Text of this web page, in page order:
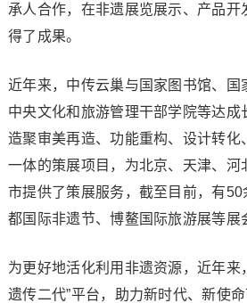
承人合作，在非遗展览展示、产品开
得了成果。
近年来，中传云巢与国家图书馆、国
中央文化和旅游管理干部学院等达成
造聚审美再造、功能重构、设计转化
一体的策展项目，为北京、天津、河
市提供了策展服务，截至目前，有
都国际非遗节、博鳌国际旅游展等展
为更好地活化利用非遗资源，近年来
遗传二代”平台，助力新时代、新使